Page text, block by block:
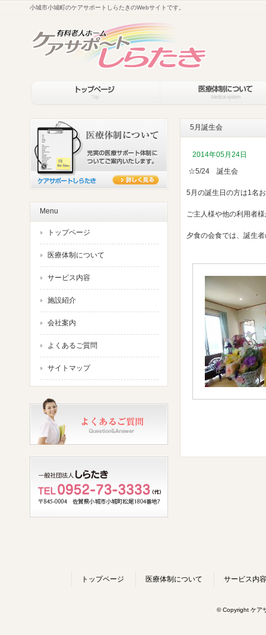
小城市小城町のケアサポートしらたきのWebサイトです。
5月誕生会
2014年05月24日
☆5/24 誕生会
5月の誕生日の方は1名
ご主人様や他の利用者
夕食の会食では、誕生
Menu
トップページ
医療体制について
サービス内容
施設紹介
会社案内
よくあるご質問
サイトマップ
トップページ 医療体制について サービス内容
© Copyright ケア